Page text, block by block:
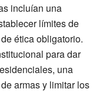
incluían una
límites de
ética obligatorio.
para dar
una
armas y limitar los